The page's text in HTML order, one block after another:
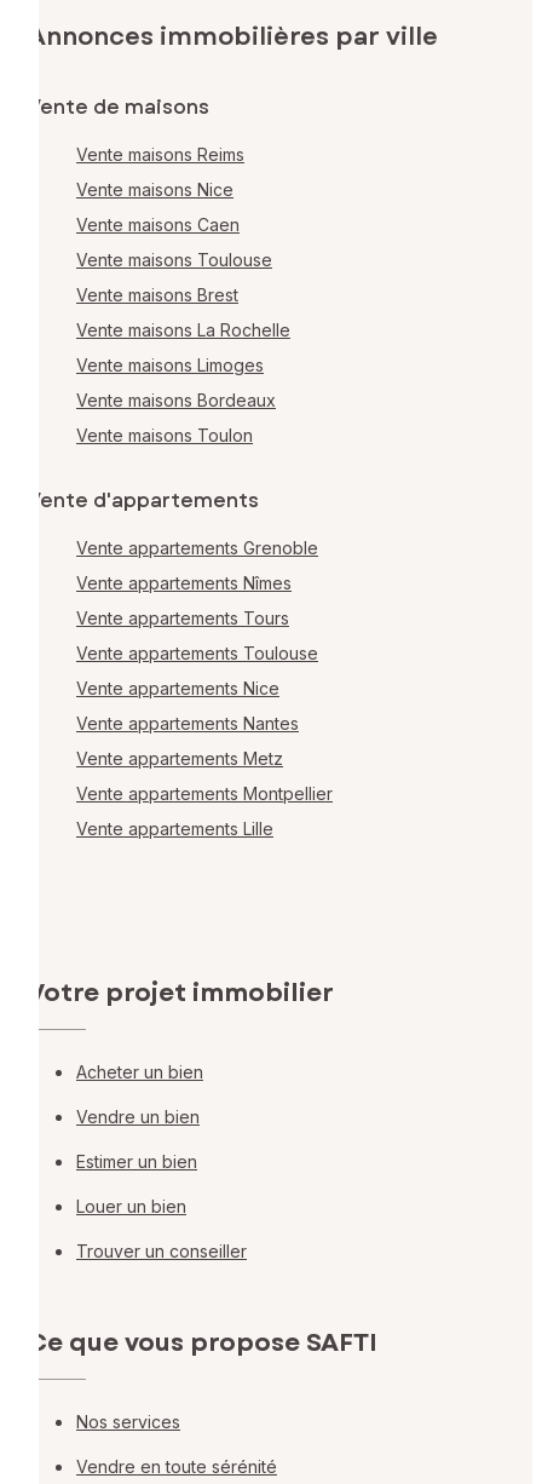
Annonces immobilières par ville
Vente de maisons
Vente maisons Reims
Vente maisons Nice
Vente maisons Caen
Vente maisons Toulouse
Vente maisons Brest
Vente maisons La Rochelle
Vente maisons Limoges
Vente maisons Bordeaux
Vente maisons Toulon
Vente d'appartements
Vente appartements Grenoble
Vente appartements Nîmes
Vente appartements Tours
Vente appartements Toulouse
Vente appartements Nice
Vente appartements Nantes
Vente appartements Metz
Vente appartements Montpellier
Vente appartements Lille
Votre projet immobilier
Acheter un bien
Vendre un bien
Estimer un bien
Louer un bien
Trouver un conseiller
Ce que vous propose SAFTI
Nos services
Vendre en toute sérénité